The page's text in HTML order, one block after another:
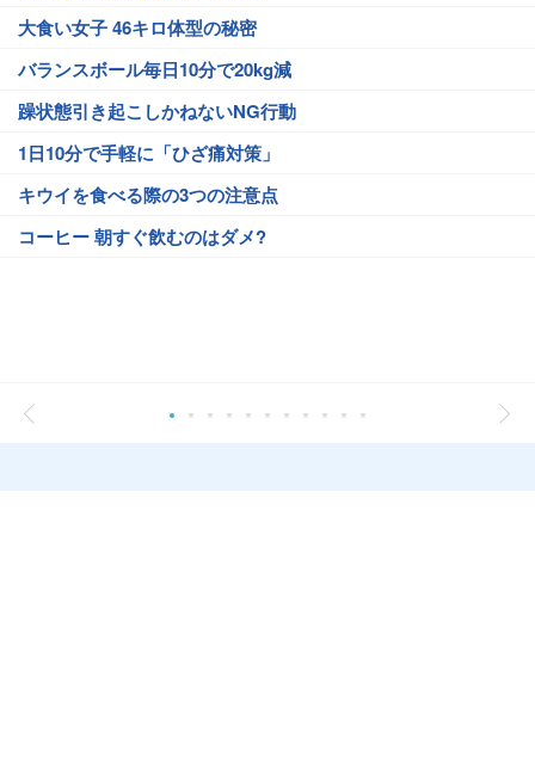
大食い女子 46キロ体型の秘密
バランスボール毎日10分で20kg減
躁状態引き起こしかねないNG行動
1日10分で手軽に「ひざ痛対策」
キウイを食べる際の3つの注意点
コーヒー 朝すぐ飲むのはダメ?